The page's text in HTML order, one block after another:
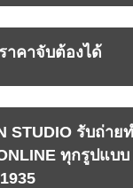
าคาจับต้องได้
STUDIO รับถ่าย
ทุกรูปแบบ